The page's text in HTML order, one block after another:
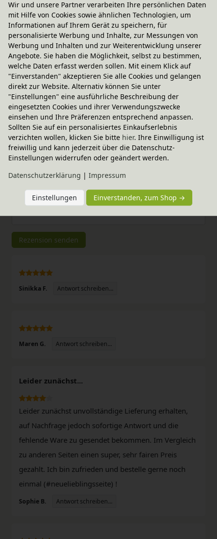
Elternerfahrungen
4.60 / 5
Bewertungssterne
5
von
5
4
von
5
Bewertungssternen
3
von
5
Bewertungssternen
2
von
5
Bewertungssternen
1
von
5
Bewertungssternen
Anzeigename
Rezensionstext
Rezension senden
Sinikka F. Antwort schreiben...
Maren G. Antwort schreiben...
Leider zunächst...
Leider zunächst unvollständige Lieferung erhalten,
auf Nachfrage jedoch sofortige Antwort und die
fehlende Ware zu gesendet bekommen. Im Vergleich
zu anderen Seiten einen super, sehr fairen Preis
gezahlt. Ich bin zufrieden und bestelle gerne noch
einmal (#neuelieblingsseite) !
Sophie B. Antwort schreiben...
Wir und unsere Partner verarbeiten Ihre persönlichen Daten
mit Hilfe von Cookies sowie ähnlichen Technologien, um
Informationen auf Ihrem Gerät zu speichern, für
personalisierte Werbung und Inhalte, zur Messungen von
Werbung und Inhalten und zur Weiterentwicklung unserer
Angebote. Sie haben die Möglichkeit, selbst zu bestimmen,
welche Daten erfasst werden sollen. Mit einem Klick auf
"Einverstanden" akzeptieren Sie alle Cookies und gelangen
direkt zur Website. Alternativ können Sie unter
"Einstellungen" eine ausführliche Beschreibung der
eingesetzten Cookies und ihrer Verwendungszwecke
einsehen und Ihre Präferenzen entsprechend anpassen.
Sollten Sie auf ein personalisiertes Einkaufserlebnis
verzichten wollen, klicken Sie bitte hier. Ihre Einwilligung ist
freiwillig und kann jederzeit über die Datenschutz-
Einstellungen widerrufen oder geändert werden.
Daten­schutz­erklärung | Impressum
Einstellungen Einverstanden, zum Shop →